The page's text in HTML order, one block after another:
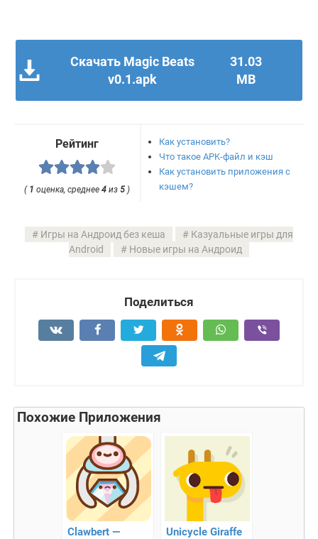
Скачать Magic Beats
v0.1.apk
31.03
MB
Рейтинг
( 1 оценка, среднее4 из5 )
Как установить?
Что такое APK-файл и кэш
Как установить приложения с
кэшем?
Игры на Андроид без кеша
Казуальные игры для
Android
Новые игры на Андроид
Поделиться
Похожие Приложения
Clawbert —
Unicycle Giraffe